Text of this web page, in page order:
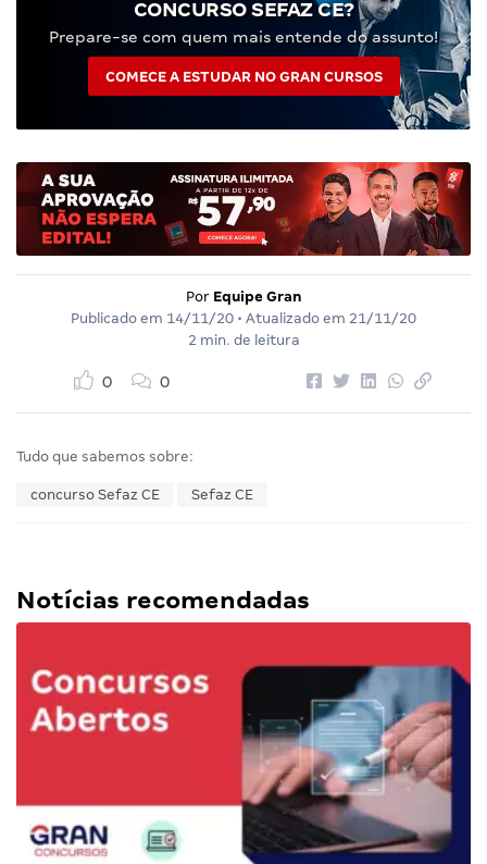
CONCURSO SEFAZ CE?
Prepare-se com quem mais entende do assunto!
COMECE A ESTUDAR NO GRAN CURSOS
Por Equipe Gran
Publicado em 14/11/20 • Atualizado em 21/11/20
2 min. de leitura
0 0
Tudo que sabemos sobre:
concurso Sefaz CE Sefaz CE
Notícias recomendadas